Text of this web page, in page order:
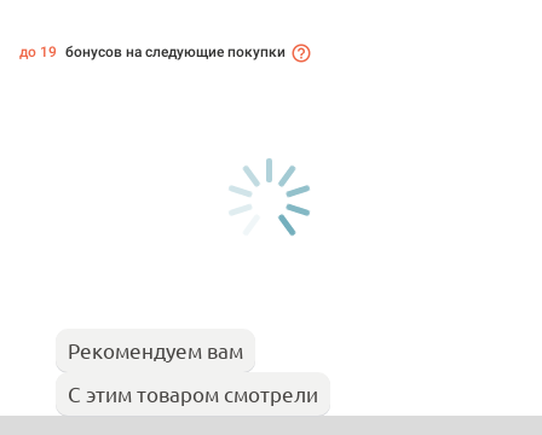
до 19 бонусов на следующие покупки
Рекомендуем вам
С этим товаром смотрели